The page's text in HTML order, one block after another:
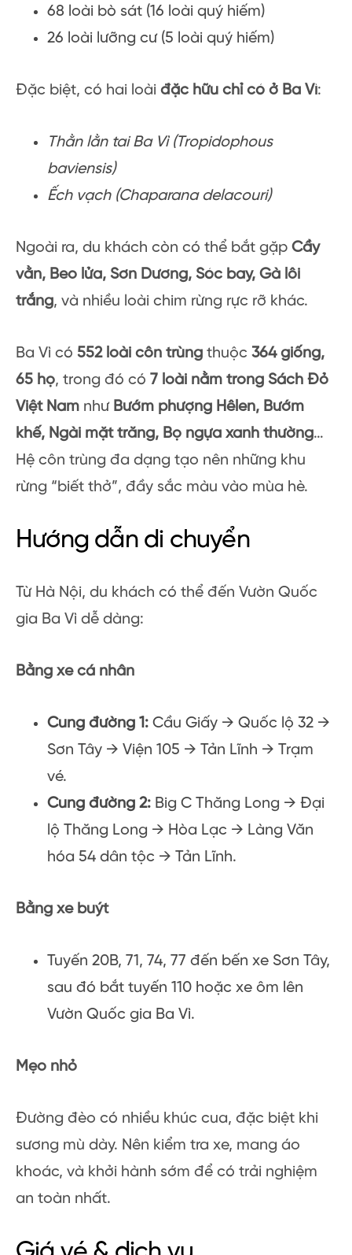
68 loài bò sát (16 loài quý hiếm)
26 loài lưỡng cư (5 loài quý hiếm)
Đặc biệt, có hai loài đặc hữu chỉ có ở Ba Vì:
Thằn lằn tai Ba Vì (Tropidophous
baviensis)
Ếch vạch (Chaparana delacouri)
Ngoài ra, du khách còn có thể bắt gặp Cầy
vằn, Beo lửa, Sơn Dương, Sóc bay, Gà lôi
trắng, và nhiều loài chim rừng rực rỡ khác.
Ba Vì có 552 loài côn trùng thuộc 364 giống,
65 họ, trong đó có 7 loài nằm trong Sách Đỏ
Việt Nam như Bướm phượng Hêlen, Bướm
khế, Ngài mặt trăng, Bọ ngựa xanh thường…
Hệ côn trùng đa dạng tạo nên những khu
rừng “biết thở”, đầy sắc màu vào mùa hè.
Hướng dẫn di chuyển
Từ Hà Nội, du khách có thể đến Vườn Quốc
gia Ba Vì dễ dàng:
Bằng xe cá nhân
Cung đường 1: Cầu Giấy → Quốc lộ 32 →
Sơn Tây → Viện 105 → Tản Lĩnh → Trạm
vé.
Cung đường 2: Big C Thăng Long → Đại
lộ Thăng Long → Hòa Lạc → Làng Văn
hóa 54 dân tộc → Tản Lĩnh.
Bằng xe buýt
Tuyến 20B, 71, 74, 77 đến bến xe Sơn Tây,
sau đó bắt tuyến 110 hoặc xe ôm lên
Vườn Quốc gia Ba Vì.
Mẹo nhỏ
Đường đèo có nhiều khúc cua, đặc biệt khi
sương mù dày. Nên kiểm tra xe, mang áo
khoác, và khởi hành sớm để có trải nghiệm
an toàn nhất.